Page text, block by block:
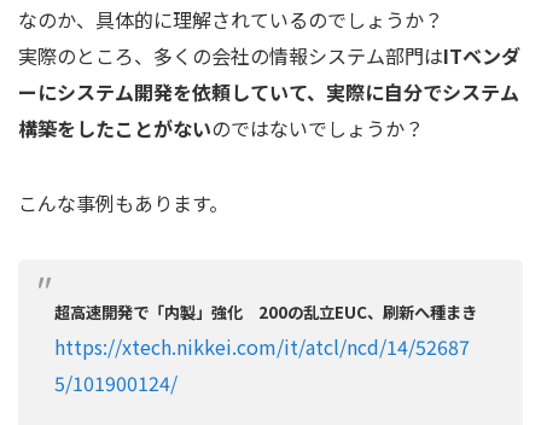
なのか、具体的に理解されているのでしょうか？
実際のところ、多くの会社の情報システム部門はITベンダ
ーにシステム開発を依頼していて、実際に自分でシステム
構築をしたことがないのではないでしょうか？
こんな事例もあります。
超高速開発で「内製」強化 200の乱立EUC、刷新へ種まき
https://xtech.nikkei.com/it/atcl/ncd/14/52687
5/101900124/